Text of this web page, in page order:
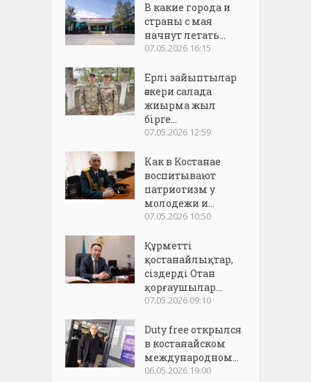
В какие города и
страны с мая
начнут летать...
07.05.2026 16:15
Ерлі зайыптылар
әскери салада
жиырма жыл
бірге...
07.05.2026 12:59
Как в Костанае
воспитывают
патриотизм у
молодежи и...
07.05.2026 10:50
Құрметті
қостанайлықтар,
сіздерді Отан
қорғаушылар...
07.05.2026 09:10
Duty free открылся
в костанайском
международном...
06.05.2026 19:00